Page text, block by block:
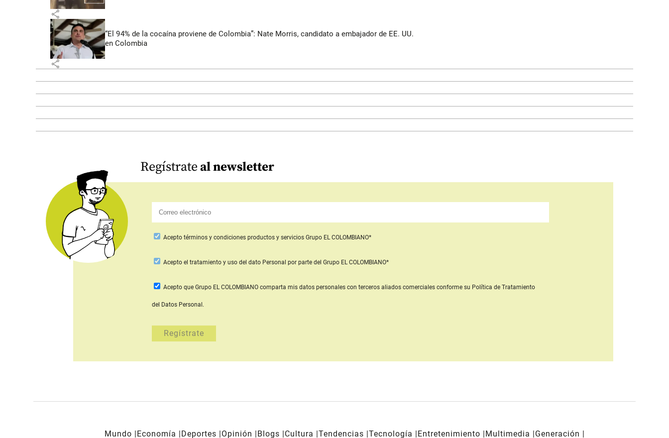
share
“El 94% de la cocaína proviene de Colombia”: Nate Morris, candidato a embajador de EE. UU.
en Colombia
share
Regístrateal newsletter
Acepto términos y condiciones productos y servicios Grupo EL COLOMBIANO*
Aceptoel tratamiento y uso del dato Personal por parte del Grupo EL COLOMBIANO*
Acepto que Grupo EL COLOMBIANO comparta mis datos personales con terceros aliados comercialesconforme su Política de Tratamiento
del Datos Personal.
Mundo Economía Deportes Opinión Blogs Cultura Tendencias Tecnología Entretenimiento Multimedia Generación